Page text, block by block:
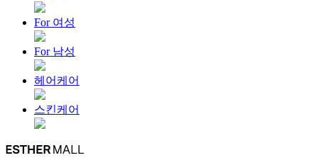
For 여성
For 남성
헤어케어
스킨케어